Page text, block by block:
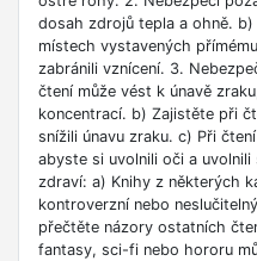
dosah zdrojů tepla a ohně.
místech vystavených
zabránili vznícení. 3.
čtení může vést k únavě
koncentrací. b) Zajistěte při
snížili únavu zraku. c) Při
abyste si uvolnili oči a
zdraví: a) Knihy z některých
kontroverzní nebo
přečtěte názory ostatních
fantasy, sci-fi nebo hororu